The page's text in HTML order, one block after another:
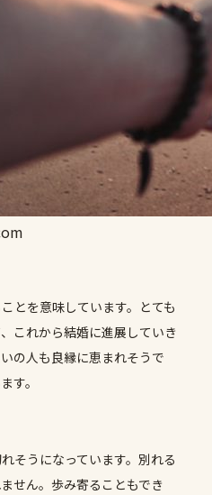
とを意味しています。とても
これから結婚に進展していき
の人も良縁に恵まれそうで
す。
そうになっています。別れる
せん。歩み寄ることもでき